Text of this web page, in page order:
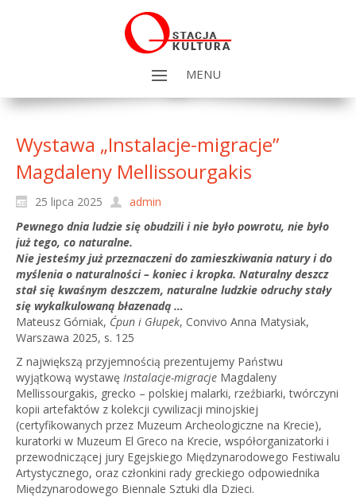
MENU
Wystawa „Instalacje-migracje”
Magdaleny Mellissourgakis
25 lipca 2025
admin
Pewnego dnia ludzie się obudzili i nie było powrotu, nie było
już tego, co naturalne.
Nie jesteśmy już przeznaczeni do zamieszkiwania natury i do
myślenia o naturalności – koniec i kropka. Naturalny deszcz
stał się kwaśnym deszczem, naturalne ludzkie odruchy stały
się wykalkulowaną błazenadą …
Mateusz Górniak, Ćpun i Głupek, Convivo Anna Matysiak,
Warszawa 2025, s. 125
Z największą przyjemnością prezentujemy Państwu
wyjątkową wystawę Instalacje-migracje Magdaleny
Mellissourgakis, grecko – polskiej malarki, rzeźbiarki, twórczyni
kopii artefaktów z kolekcji cywilizacji minojskiej
(certyfikowanych przez Muzeum Archeologiczne na Krecie),
kuratorki w Muzeum El Greco na Krecie, współorganizatorki i
przewodniczącej jury Egejskiego Międzynarodowego Festiwalu
Artystycznego, oraz członkini rady greckiego odpowiednika
Międzynarodowego Biennale Sztuki dla Dzieci.